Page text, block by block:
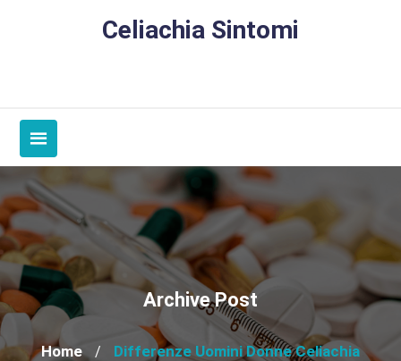
Celiachia Sintomi
Archive Post
Home / Differenze Uomini Donne Celiachia